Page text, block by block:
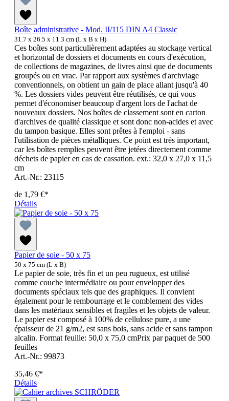
Boîte administrative - Mod. II/115 DIN A4 Classic
31.7 x 26.5 x 11.3 cm (L x B x H)
Ces boîtes sont particulièrement adaptées au stockage vertical
et horizontal de dossiers et documents en cours d'exécution,
de collections de magazines, de livres ainsi que de documents
groupés ou en vrac. Par rapport aux systèmes d'archviage
conventionnels, on obtient un gain de place allant jusqu'à 40
%. Les dossiers vides peuvent être réutilisés, ce qui vous
permet d'économiser beaucoup d'argent lors de l'achat de
nouveaux dossiers. Nos boîtes de classement sont en carton
d'archives de qualité classique et sont donc non-acides et avec
du tampon basique. Elles sont prêtes à l'emploi - sans
l'utilisation de pièces métalliques. Ce point est très important,
car les boîtes remplies peuvent être jetées directement comme
déchets de papier en cas de cassation. ext.: 32,0 x 27,0 x 11,5
cm
Art.-Nr.: 23115
de 1,79 €*
Détails
Papier de soie - 50 x 75
50 x 75 cm (L x B)
Le papier de soie, très fin et un peu rugueux, est utilisé
comme couche intermédiaire ou pour envelopper des
documents spéciaux tels que des graphiques. Il convient
également pour le rembourrage et le comblement des vides
dans les matériaux sensibles et fragiles et les objets de valeur.
Le papier est composé à 100% de cellulose pure, a une
épaisseur de 21 g/m2, est sans bois, sans acide et sans tampon
alcalin. Format feuille: 50,0 x 75,0 cmPrix par paquet de 500
feuilles
Art.-Nr.: 99873
35,46 €*
Détails